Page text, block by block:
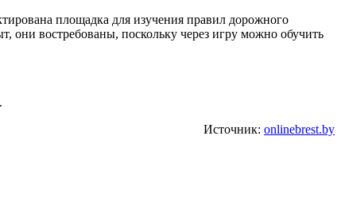
площадка для изучения правил дорожного
востребованы, поскольку через игру можно обучить
Источник: onlinebrest.by